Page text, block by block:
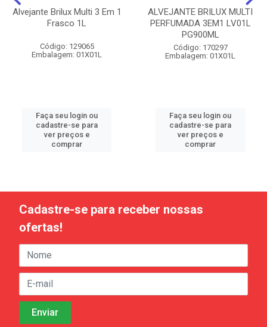
Alvejante Brilux Multi 3 Em 1
Frasco 1L
Código: 129065
Embalagem: 01X01L
Faça seu login ou
cadastre-se para
ver preços e
comprar
ALVEJANTE BRILUX MULTI
PERFUMADA 3EM1 LV01L
PG900ML
Código: 170297
Embalagem: 01X01L
Faça seu login ou
cadastre-se para
ver preços e
comprar
Cadastre-se para receber nossas
ofertas!